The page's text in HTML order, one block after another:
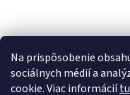
Na prispôsobenie
sociálnych médií a
cookie. Viac informáciítu
Sledovať na